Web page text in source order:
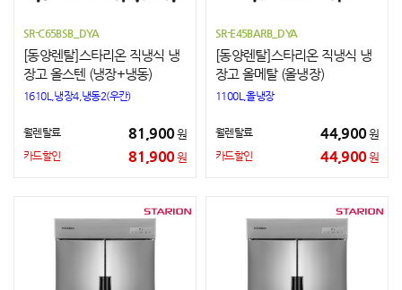
SR-C65BSB_DYA
[동양렌탈]스타리온 직냉식 냉
장고 올스텐 (냉장+냉동)
1610L,냉장4,냉동2(우칸)
월렌탈료 81,900원
카드할인 81,900원
SR-E45BARB_DYA
[동양렌탈]스타리온 직냉식 냉
장고 올메탈 (올냉장)
1100L,올냉장
월렌탈료 44,900원
카드할인 44,900원